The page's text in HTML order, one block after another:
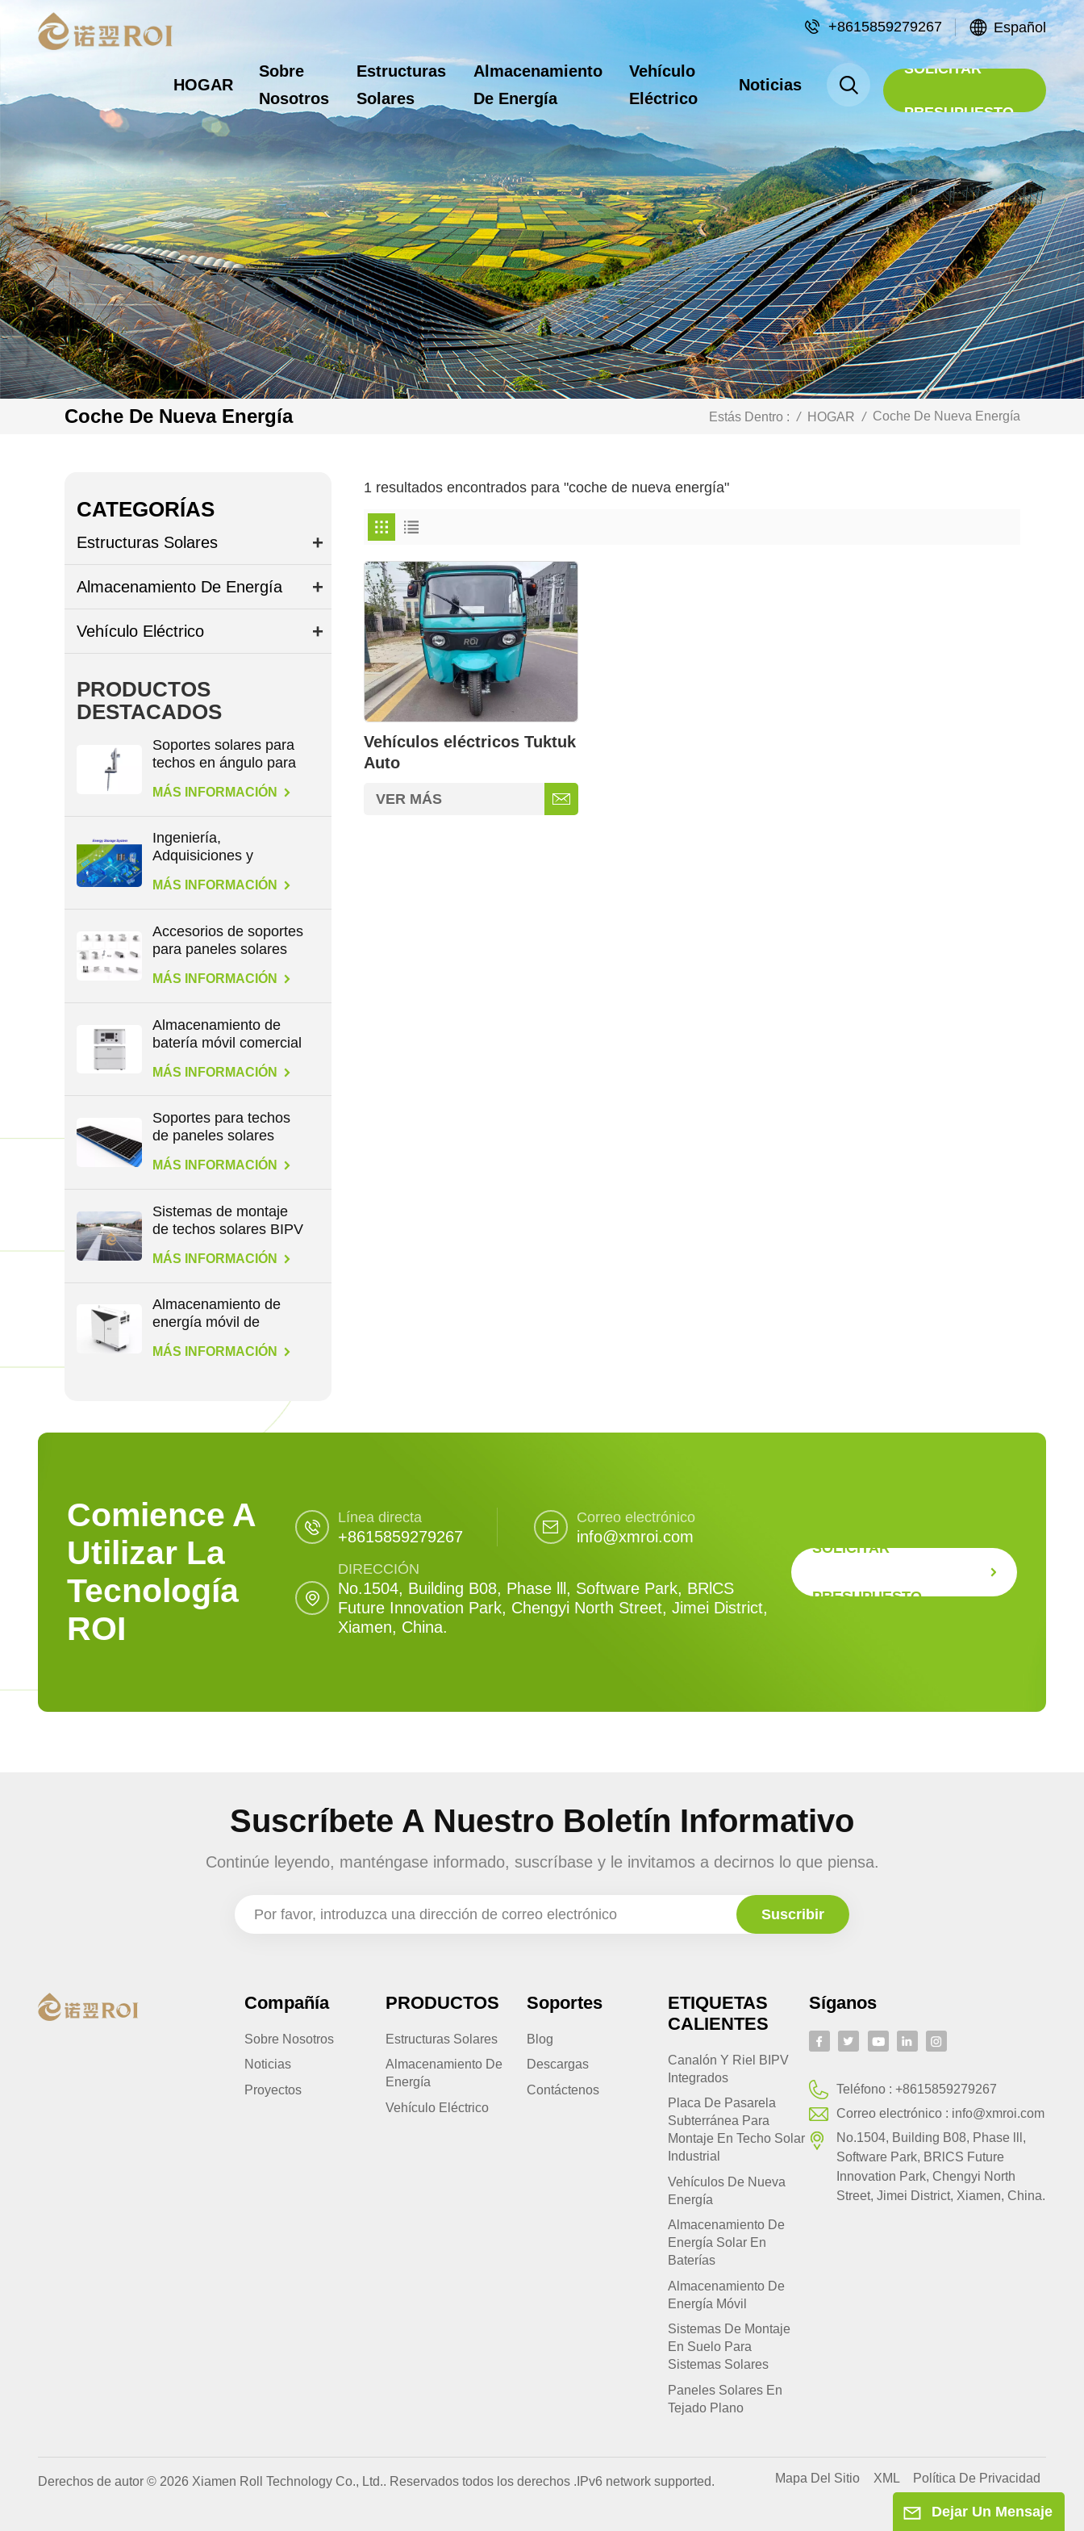
+8615859279267 Español
HOGAR
Sobre
Nosotros
Estructuras
Solares
Almacenamiento
De Energía
Vehículo
Eléctrico
Noticias
SOLICITAR
PRESUPUESTO
Coche De Nueva Energía Estás Dentro : / HOGAR / Coche De Nueva Energía
1 resultados encontrados para "coche de nueva energía"
Vehículos eléctricos Tuktuk
Auto
VER MÁS
CATEGORÍAS
Estructuras Solares
Almacenamiento De Energía
Vehículo Eléctrico
PRODUCTOS
DESTACADOS
Soportes solares para
techos en ángulo para
patas en L
MÁS INFORMACIÓN
Ingeniería,
Adquisiciones y
Construcción en
Energía
MÁS INFORMACIÓN
Accesorios de soportes
para paneles solares
para todo tipo de
techos
MÁS INFORMACIÓN
Almacenamiento de
batería móvil comercial
de gran capacidad de
2,3 kWh
MÁS INFORMACIÓN
Soportes para techos
de paneles solares
para todo tipo de
techos
MÁS INFORMACIÓN
Sistemas de montaje
de techos solares BIPV
MÁS INFORMACIÓN
Almacenamiento de
energía móvil de
1,1/4,6/14,3 kWh
MÁS INFORMACIÓN
Comience A
Utilizar La
Tecnología
ROI
Línea directa
+8615859279267
Correo electrónico
info@xmroi.com
DIRECCIÓN
No.1504, Building B08, Phase lll, Software Park, BRlCS
Future Innovation Park, Chengyi North Street, Jimei District,
Xiamen, China.
SOLICITAR
PRESUPUESTO
Suscríbete A Nuestro Boletín Informativo
Continúe leyendo, manténgase informado, suscríbase y le invitamos a decirnos lo que piensa.
Compañía
Sobre Nosotros
Noticias
Proyectos
PRODUCTOS
Estructuras Solares
Almacenamiento De
Energía
Vehículo Eléctrico
Soportes
Blog
Descargas
Contáctenos
ETIQUETAS
CALIENTES
Canalón Y Riel BIPV
Integrados
Placa De Pasarela
Subterránea Para
Montaje En Techo Solar
Industrial
Vehículos De Nueva
Energía
Almacenamiento De
Energía Solar En
Baterías
Almacenamiento De
Energía Móvil
Sistemas De Montaje
En Suelo Para
Sistemas Solares
Paneles Solares En
Tejado Plano
Síganos
Teléfono :+8615859279267
Correo electrónico : info@xmroi.com
No.1504, Building B08, Phase lll,
Software Park, BRlCS Future
Innovation Park, Chengyi North
Street, Jimei District, Xiamen, China.
Derechos de autor © 2026 Xiamen Roll Technology Co., Ltd.. Reservados todos los derechos . IPv6 network supported. Mapa Del Sitio XML Política De Privacidad
Dejar Un Mensaje